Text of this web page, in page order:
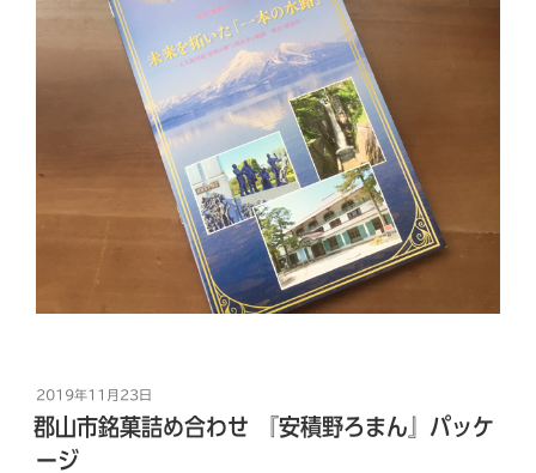
投
稿
日:
2019年11月23日
郡山市銘菓詰め合わせ 『安積野ろまん』パッケ
ージ